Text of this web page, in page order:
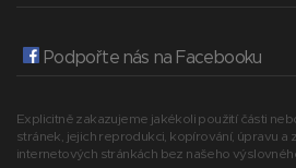
Podpořte nás na Facebooku
Explicitně zakazujeme jakékoli použití části
stránek, jejich reprodukci, kopírování, úpravu a
internetových stránkách bez našeho